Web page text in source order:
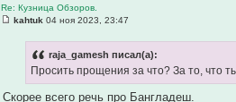
Re: Кузница Обзоров.
kahtuk 04 ноя 2023, 23:47
raja_gamesh писал(а):
Просить прощения за что? За то, что
Скорее всего речь про Бангладеш.